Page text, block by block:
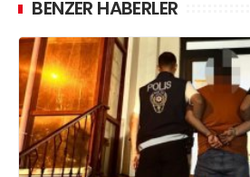
BENZER HABERLER